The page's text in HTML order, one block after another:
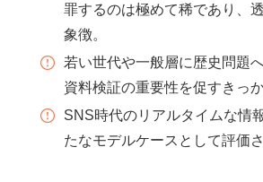
罪するのは極めて稀であり、
象徴。
若い世代や一般層に歴史問題
資料検証の重要性を促すきっ
SNS時代のリアルタイムな情
たなモデルケースとして評価さ